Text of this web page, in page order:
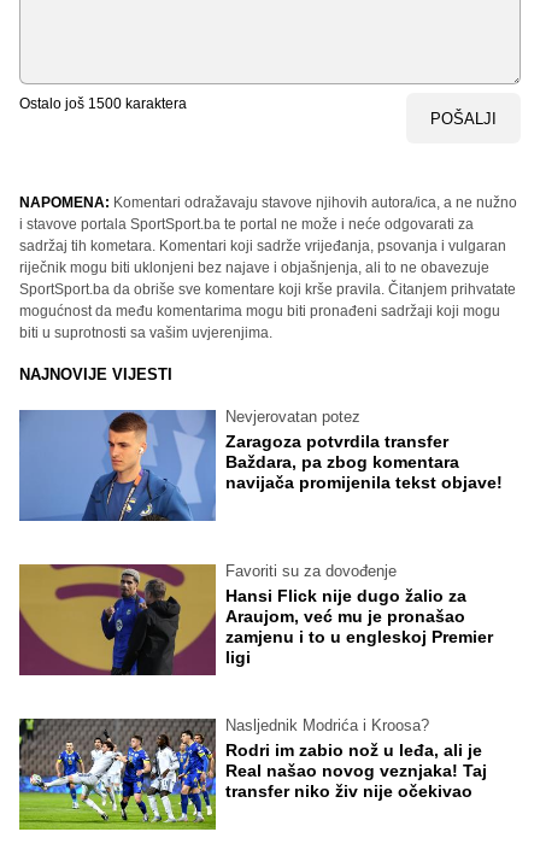
Ostalo još 1500 karaktera
POŠALJI
NAPOMENA: Komentari odražavaju stavove njihovih autora/ica, a ne nužno
i stavove portala SportSport.ba te portal ne može i neće odgovarati za
sadržaj tih kometara. Komentari koji sadrže vrijeđanja, psovanja i vulgaran
riječnik mogu biti uklonjeni bez najave i objašnjenja, ali to ne obavezuje
SportSport.ba da obriše sve komentare koji krše pravila. Čitanjem prihvatate
mogućnost da među komentarima mogu biti pronađeni sadržaji koji mogu
biti u suprotnosti sa vašim uvjerenjima.
NAJNOVIJE VIJESTI
Nevjerovatan potez
Zaragoza potvrdila transfer
Baždara, pa zbog komentara
navijača promijenila tekst objave!
Favoriti su za dovođenje
Hansi Flick nije dugo žalio za
Araujom, već mu je pronašao
zamjenu i to u engleskoj Premier
ligi
Nasljednik Modrića i Kroosa?
Rodri im zabio nož u leđa, ali je
Real našao novog veznjaka! Taj
transfer niko živ nije očekivao